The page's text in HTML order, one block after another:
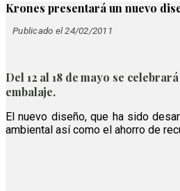
Krones presentará un nuevo
Publicado el 24/02/2011
Del 12 al 18 de mayo se
embalaje.
El nuevo diseño, que ha sido
ambiental así como el ahorro de